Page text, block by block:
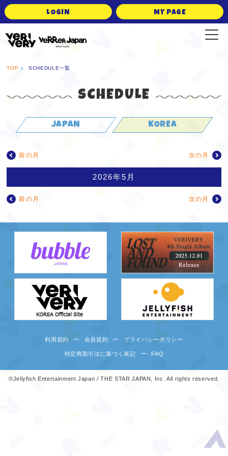
LOGIN MY PAGE
TOP SCHEDULE一覧
SCHEDULE
JAPAN KOREA
前の月 次の月
2026年5月
前の月 次の月
利用規約 会員規約 プライバシーポリシー
特定商取引法に基づく表記 FAQ
©Jellyfish Entertainment Japan / THE STAR JAPAN, Inc. All rights reserved.